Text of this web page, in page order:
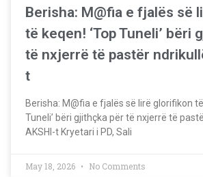
Berisha: M@fia e fjalës së
të keqen! ‘Top Tuneli’ bëri
të nxjerrë të pastër
t
Berisha: M@fia e fjalës së lirë glorifikon të
Tuneli’ bëri gjithçka për të nxjerrë të
AKSHI-t Kryetari i PD, Sali
May 18, 2026 No Comments